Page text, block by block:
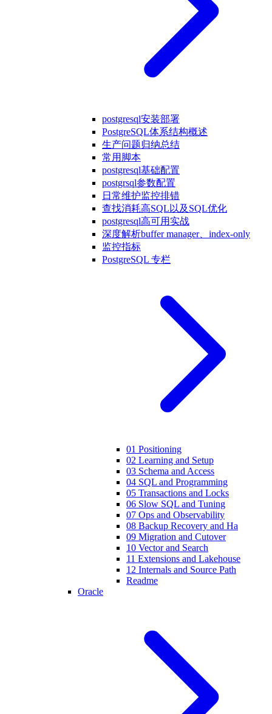
postgresql安装部署
PostgreSQL体系结构概述
生产问题归纳总结
常用脚本
postgresql基础配置
postgrsql参数配置
日常维护监控排错
查找消耗高SQL以及SQL优化
postgresql高可用实战
深度解析buffer manager、index-only
监控指标
PostgreSQL 专栏
01 Positioning
02 Learning and Setup
03 Schema and Access
04 SQL and Programming
05 Transactions and Locks
06 Slow SQL and Tuning
07 Ops and Observability
08 Backup Recovery and Ha
09 Migration and Cutover
10 Vector and Search
11 Extensions and Lakehouse
12 Internals and Source Path
Readme
Oracle